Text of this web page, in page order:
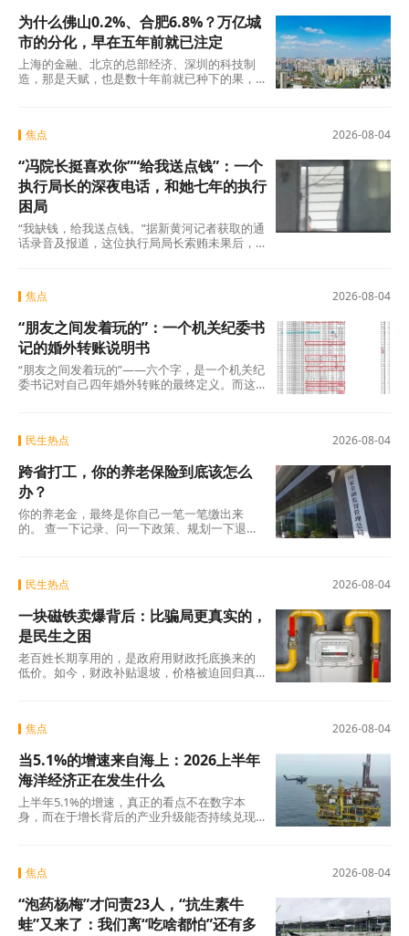
为什么佛山0.2%、合肥6.8%？万亿城
市的分化，早在五年前就已注定
上海的金融、北京的总部经济、深圳的科技制
造，那是天赋，也是数十年前就已种下的果，
2026-08-04
焦点
“冯院长挺喜欢你”“给我送点钱”：一个
执行局长的深夜电话，和她七年的执行
困局
“我缺钱，给我送点钱。”据新黄河记者获取的通
话录音及报道，这位执行局局长索贿未果后，
2026-08-04
焦点
“朋友之间发着玩的”：一个机关纪委书
记的婚外转账说明书
“朋友之间发着玩的”——六个字，是一个机关纪
委书记对自己四年婚外转账的最终定义。而这
2026-08-04
民生热点
跨省打工，你的养老保险到底该怎么
办？
你的养老金，最终是你自己一笔一笔缴出来
的。 查一下记录、问一下政策、规划一下退休
2026-08-04
民生热点
一块磁铁卖爆背后：比骗局更真实的，
是民生之困
老百姓长期享用的，是政府用财政托底换来的
低价。如今，财政补贴退坡，价格被迫回归真
2026-08-04
焦点
当5.1%的增速来自海上：2026上半年
海洋经济正在发生什么
上半年5.1%的增速，真正的看点不在数字本
身，而在于增长背后的产业升级能否持续兑现
2026-08-04
焦点
“泡药杨梅”才问责23人，“抗生素牛
蛙”又来了：我们离“吃啥都怕”还有多